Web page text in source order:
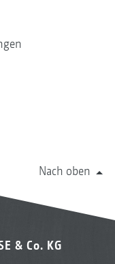
Nach oben
& Co. KG